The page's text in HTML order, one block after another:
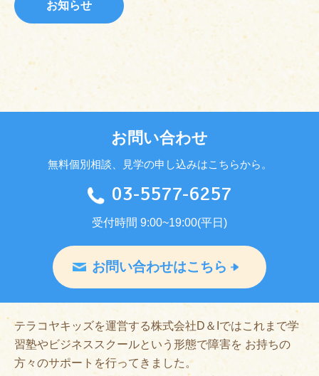
お知らせ
お問い合わせ
無料個別相談、見学の申し込みはこちらから。
03-5577-6257
受付時間 9:00~19:00(平日)
お問い合わせはこちら
テラコヤキッズを運営する株式会社D＆Iではこれまで学
習塾やビジネススクールという形態で障害を お持ちの
方々のサポートを行ってきました。